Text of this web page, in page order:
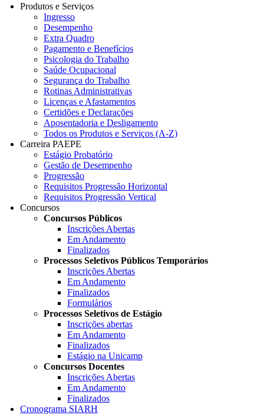
Produtos e Serviços
Ingresso
Desempenho
Extra Quadro
Pagamento e Benefícios
Psicologia do Trabalho
Saúde Ocupacional
Segurança do Trabalho
Rotinas Administrativas
Licenças e Afastamentos
Certidões e Declarações
Aposentadoria e Desligamento
Todos os Produtos e Serviços (A-Z)
Carreira PAEPE
Estágio Probatório
Gestão de Desempenho
Progressão
Requisitos Progressão Horizontal
Requisitos Progressão Vertical
Concursos
Concursos Públicos
Inscrições Abertas
Em Andamento
Finalizados
Processos Seletivos Públicos Temporários
Inscrições Abertas
Em Andamento
Finalizados
Formulários
Processos Seletivos de Estágio
Inscrições abertas
Em Andamento
Finalizados
Estágio na Unicamp
Concursos Docentes
Inscrições Abertas
Em Andamento
Finalizados
Cronograma SIARH